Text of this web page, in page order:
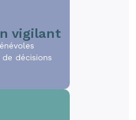
vigilant
décisions